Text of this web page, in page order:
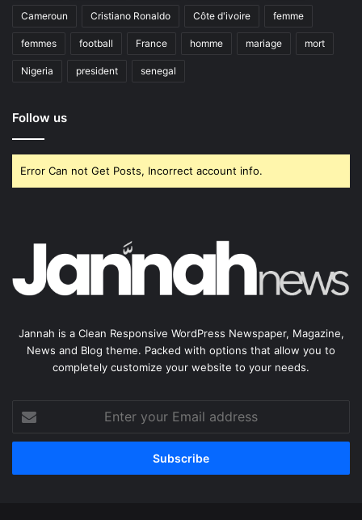
Cameroun Cristiano Ronaldo Côte d'ivoire femme
femmes football France homme mariage mort
Nigeria president senegal
Follow us
Error Can not Get Posts, Incorrect account info.
Jannah is a Clean Responsive WordPress Newspaper, Magazine,
News and Blog theme. Packed with options that allow you to
completely customize your website to your needs.
your
Email